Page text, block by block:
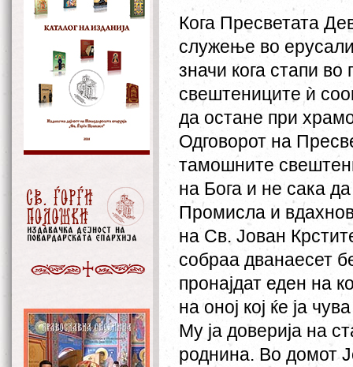
Кога Пресветата
служење во
значи кога стапи во
свештениците ѝ
да остане при
Одговорот на
тамошните
на Бога и не сака
Промисла и
на Св. Јован
собраа дванаесет
пронајдат еден на
на оној кој ќе ја
Му ја доверија на
роднина. Во домот